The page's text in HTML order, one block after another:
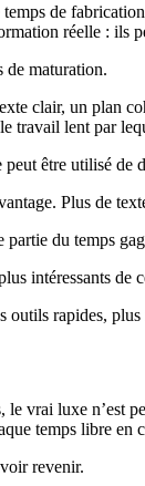
temps de
réelle : ils
de maturation.
clair, un plan
travail lent par
être utilisé de
Plus de
du temps
intéressants
outils rapides,
le vrai luxe n’est
temps libre en
revenir.